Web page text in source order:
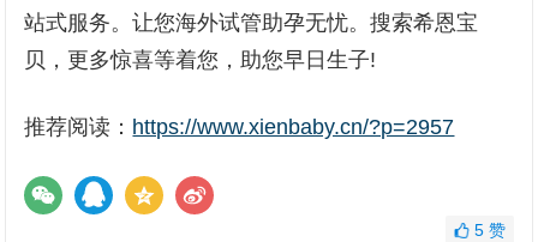
站式服务。让您海外试管助孕无忧。搜索希恩宝
贝，更多惊喜等着您，助您早日生子!
推荐阅读： https://www.xienbaby.cn/?p=2957
5 赞